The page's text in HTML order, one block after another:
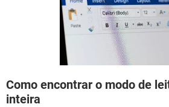
Como encontrar o modo de
inteira